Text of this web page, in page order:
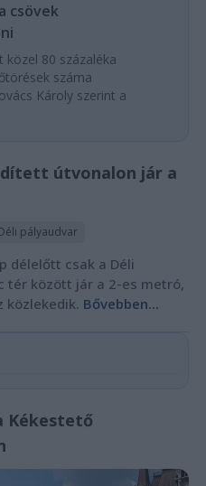
csövek
80 százaléka
száma
Károly szerint a
útvonalon jár a
pályaudvar
délelőtt csak a Déli
tér között jár a 2-es metró,
közlekedik. Bővebben...
Kékestető